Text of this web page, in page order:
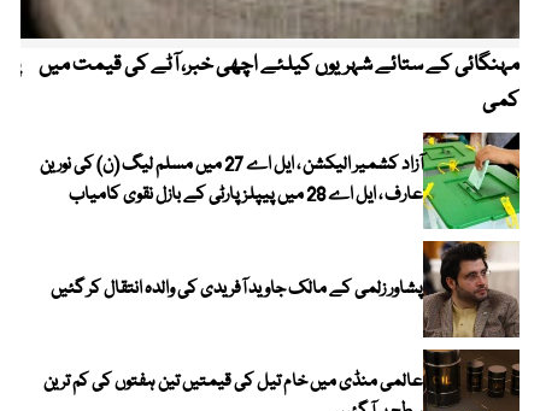
مہنگائی کے ستائے شہریوں کیلئے اچھی خبر، آٹے کی قیمت میں
کمی
آزاد کشمیر الیکشن ، ایل اے 27 میں مسلم لیگ (ن) کی نورین
عارف ، ایل اے 28 میں پیپلز پارٹی کے بازل نقوی کامیاب
پشاور زلمی کے مالک جاوید آفریدی کی والدہ انتقال کر گئیں
عالمی منڈی میں خام تیل کی قیمتیں تین ہفتوں کی کم ترین